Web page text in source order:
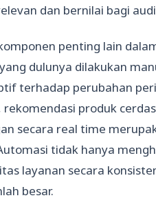
dan bernilai bagi
penting lain
dulunya dilakukan
terhadap perubahan
produk
secara real time
tidak hanya
layanan secara
besar.